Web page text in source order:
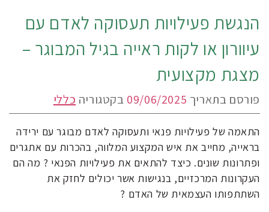
הנגשת פעילויות תעסוקה לאדם עם
עיוורון או לקות ראייה בגיל המבוגר –
מצגת מקצועית
פורסם בתאריך 09/06/2025 בקטגוריה כללי
התאמה של פעילויות פנאי ותעסוקה לאדם מבוגר עם ירידה
בראייה, מחייב את איש המקצוע המלווה, בהכרות עם אתגרים
ופתרונות שונים. כיצד להתאים את פעילויות הפנאי ? מה הם
העקרונות המרכזיים, בנגישות אשר יכולים לחזק את
השתתפותו העצמאית של האדם ?